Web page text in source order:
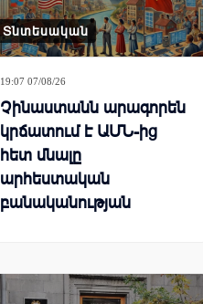
Տնտեսական
19:07 07/08/26
Չինաստանն արագորեն
կրճատում է ԱՄՆ-ից
հետ մնալը
արհեստական
բանականության